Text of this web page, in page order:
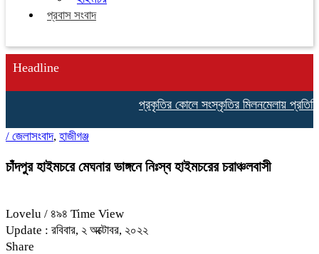
প্রবাস সংবাদ
Headline
প্রকৃতির কোলে সংস্কৃতির মিলনমেলায়
/ জেলাসংবাদ, হাজীগঞ্জ
চাঁদপুর হাইমচরে মেঘনার ভাঙ্গনে নিঃস্ব হাইমচরের চরাঞ্চলবাসী
Lovelu / ৪৯৪ Time View
Update : রবিবার, ২ অক্টোবর, ২০২২
Share